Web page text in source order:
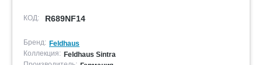
КОД: R689NF14
Бренд: Feldhaus
Коллекция: Feldhaus Sintra